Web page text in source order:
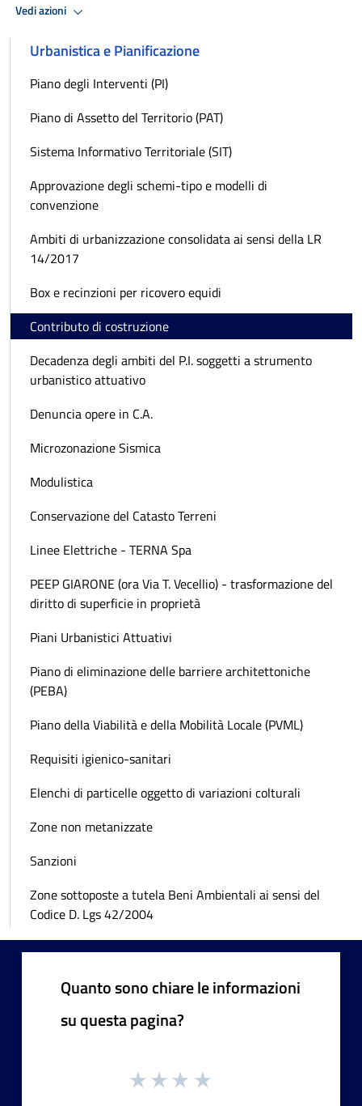
Vedi azioni
Urbanistica e Pianificazione
Piano degli Interventi (PI)
Piano di Assetto del Territorio (PAT)
Sistema Informativo Territoriale (SIT)
Approvazione degli schemi-tipo e modelli di
convenzione
Ambiti di urbanizzazione consolidata ai sensi della LR
14/2017
Box e recinzioni per ricovero equidi
Contributo di costruzione
Decadenza degli ambiti del P.I. soggetti a strumento
urbanistico attuativo
Denuncia opere in C.A.
Microzonazione Sismica
Modulistica
Conservazione del Catasto Terreni
Linee Elettriche - TERNA Spa
PEEP GIARONE (ora Via T. Vecellio) - trasformazione del
diritto di superficie in proprietà
Piani Urbanistici Attuativi
Piano di eliminazione delle barriere architettoniche
(PEBA)
Piano della Viabilità e della Mobilità Locale (PVML)
Requisiti igienico-sanitari
Elenchi di particelle oggetto di variazioni colturali
Zone non metanizzate
Sanzioni
Zone sottoposte a tutela Beni Ambientali ai sensi del
Codice D. Lgs 42/2004
Quanto sono chiare le informazioni
su questa pagina?